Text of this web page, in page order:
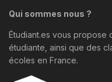
Qui sommes nous ?
Étudiant.es vous propose
étudiante, ainsi que des
écoles en France.